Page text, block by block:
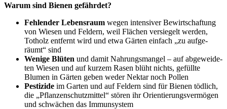
Warum sind Bienen gefährdet?
Fehlender Lebensraum wegen inten­si­ver Bewirtschaftung
von Wiesen und Feldern, weil Flächen ver­sie­gelt wer­den,
Totholz ent­fernt wird und etwa Gärten ein­fach „zu auf­ge­
räumt“ sind
Wenige Blüten und damit Nahrungsmangel – auf abge­wei­de­
ten Wiesen und auf kur­zem Rasen blüht nichts, gefüll­te
Blumen in Gärten geben weder Nektar noch Pollen
Pestizide im Garten und auf Feldern sind für Bienen töd­lich,
die „Pflanzenschutzmittel“ stö­ren ihr Orientierungsvermögen
und schwä­chen das Immunsystem